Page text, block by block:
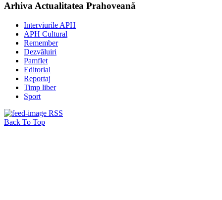
Arhiva Actualitatea Prahoveană
Interviurile APH
APH Cultural
Remember
Dezvăluiri
Pamflet
Editorial
Reportaj
Timp liber
Sport
RSS
Back To Top